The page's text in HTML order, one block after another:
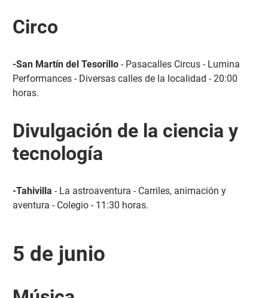
Circo
-San Martín del Tesorillo- Pasacalles Circus - Lumina
Performances - Diversas calles de la localidad - 20:00
horas.
Divulgación de la ciencia y
tecnología
-Tahivilla - La astroaventura - Carriles, animación y
aventura - Colegio - 11:30 horas.
5 de junio